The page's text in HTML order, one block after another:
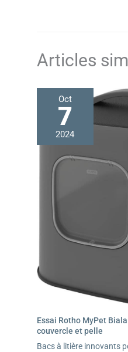
Articles
Oct
7
2024
Essai Rotho MyPet
couvercle et pelle
Bacs à litière innovants